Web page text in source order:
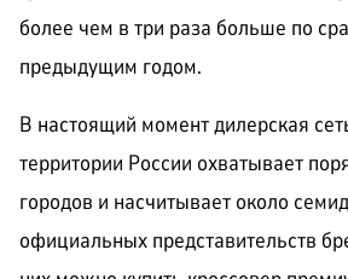
более чем в три раза больше по
предыдущим годом.
В настоящий момент дилерская
территории России охватывает
городов и насчитывает около
официальных представительств